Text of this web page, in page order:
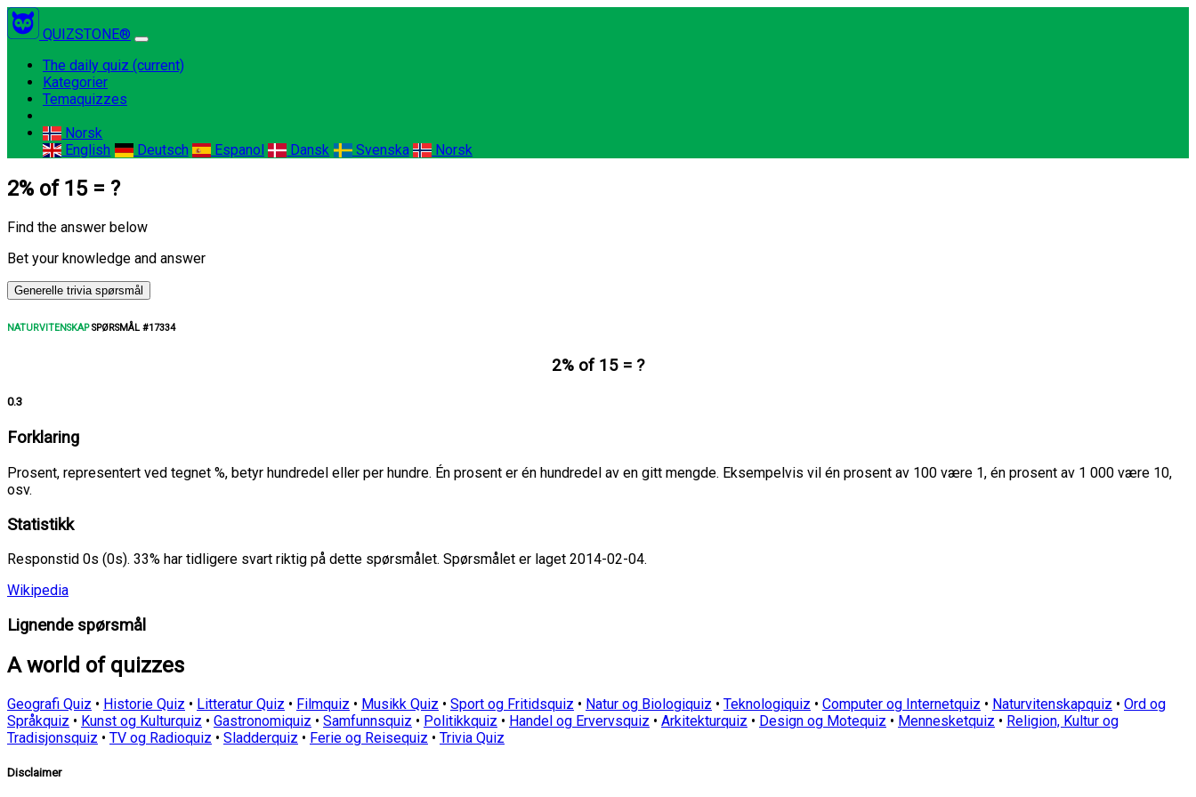
QUIZSTONE®
The daily quiz (current)
Kategorier
Temaquizzes
Norsk
English
Deutsch Espanol Dansk Svenska Norsk
2% of 15 = ?
Find the answer below
Bet your knowledge and answer
Generelle trivia spørsmål
NATURVITENSKAPSPØRSMÅL #17334
2% of 15 = ?
0.3
Forklaring
Prosent, representert ved tegnet %, betyr hundredel eller per hundre. Én prosent er én hundredel av en gitt mengde. Eksempelvis vil én prosent av 100 være 1, én prosent av 1 000 være 10,
osv.
Statistikk
Responstid 0s (0s). 33% har tidligere svart riktig på dette spørsmålet. Spørsmålet er laget 2014-02-04.
Wikipedia
Lignende spørsmål
A world of quizzes
Geografi Quiz • Historie Quiz • Litteratur Quiz • Filmquiz • Musikk Quiz • Sport og Fritidsquiz • Natur og Biologiquiz • Teknologiquiz • Computer og Internetquiz • Naturvitenskapquiz • Ord og
Språkquiz • Kunst og Kulturquiz • Gastronomiquiz • Samfunnsquiz • Politikkquiz • Handel og Ervervsquiz • Arkitekturquiz • Design og Motequiz • Mennesketquiz • Religion, Kultur og
Tradisjonsquiz • TV og Radioquiz • Sladderquiz • Ferie og Reisequiz • Trivia Quiz
Disclaimer